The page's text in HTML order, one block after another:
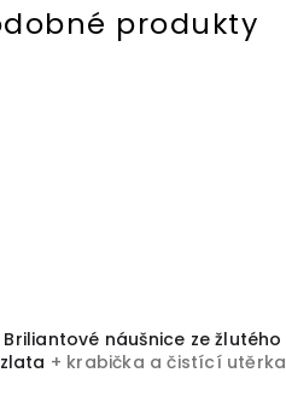
Briliantové náušnice ze žlutého
zlata + krabička a čistící utěrka